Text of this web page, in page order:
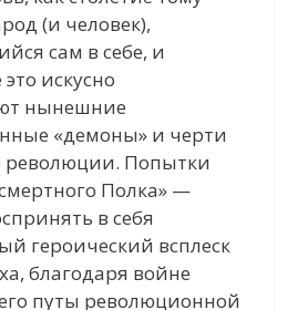
(и человек),
сам в себе, и
искусно
нынешние
«демоны» и черти
революции. Попытки
Полка» —
в себя
героический всплеск
благодаря войне
путы революционной